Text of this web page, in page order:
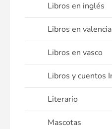
Libros en inglés
Libros en
Libros en vasco
Libros y cuentos
Literario
Mascotas